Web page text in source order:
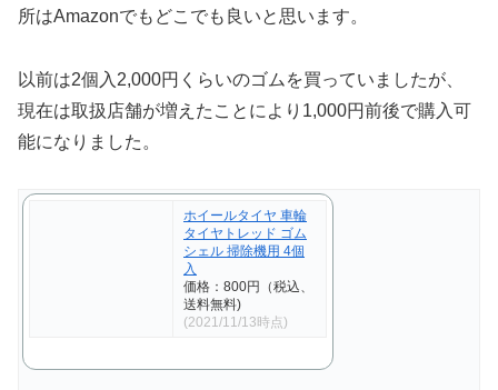
所はAmazonでもどこでも良いと思います。
以前は2個入2,000円くらいのゴムを買っていましたが、
現在は取扱店舗が増えたことにより1,000円前後で購入可
能になりました。
ホイールタイヤ 車輪
タイヤトレッド ゴム
シェル 掃除機用 4個
入
価格：800円（税込、
送料無料)
(2021/11/13時点)